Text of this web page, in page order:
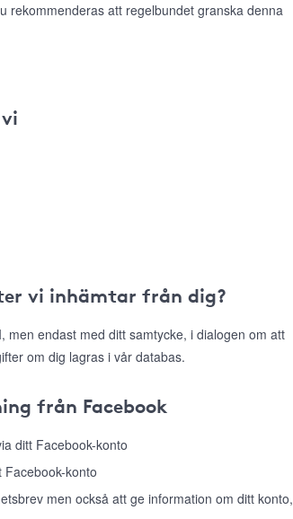
rekommenderas att regelbundet granska denna
vi inhämtar från dig?
endast med ditt samtycke, i dialogen om att
om dig lagras i vår databas.
från Facebook
ditt Facebook-konto
konto
men också att ge information om ditt konto,